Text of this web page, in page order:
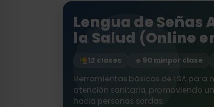
Lengua de
la Salud (Online
12 clases 90 minpor clase
Herramientas básicas de LSA
atención sanitaria, promoviendo
hacia personas sordas.